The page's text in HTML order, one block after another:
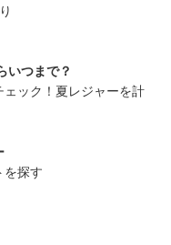
いつまで？
ック！夏レジャーを計
を探す